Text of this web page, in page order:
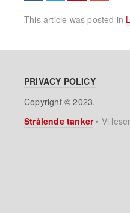
This article was posted in
PRIVACY POLICY
Copyright © 2023.
Strålende tanker• Vi